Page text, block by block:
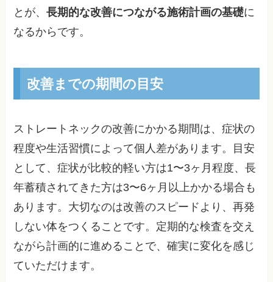
とが、長期的な改善につながる施術計画の基礎に
なるからです。
改善までの期間の目安
ストレートネックの改善にかかる期間は、症状の
程度や生活習慣によって個人差があります。目安
として、症状が比較的軽い方は1〜3ヶ月程度、長
年蓄積されてきた方は3〜6ヶ月以上かかる場合も
あります。大切なのは改善のスピードより、再発
しない体をつくることです。定期的な検査を交え
ながら計画的に進めることで、確実に変化を感じ
ていただけます。